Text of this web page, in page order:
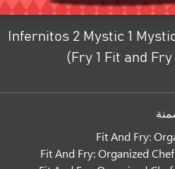
Infernitos 2 Mystic 1
Fry 1 Fit and Fry
Fit And Fry:
Fit And Fry: Organized